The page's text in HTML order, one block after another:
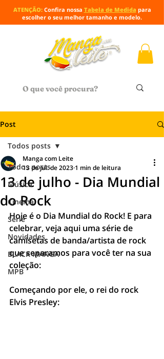
ATENÇÃO: Confira nossa Tabela de Medida para
escolher o seu melhor tamanho e modelo.
Post
Todos posts
Música
Cinema
Série
Novidades
BLACK MANGA
MPB
Todos posts
13 de julho - Dia Mundial
do Rock
Manga com Leite
13 de jul. de 2023 1 min de leitura
Hoje é o Dia Mundial do Rock! E para
celebrar, veja aqui uma série de
camisetas de banda/artista de rock
que separamos para você ter na sua
coleção:
Começando por ele, o rei do rock
Elvis Presley: